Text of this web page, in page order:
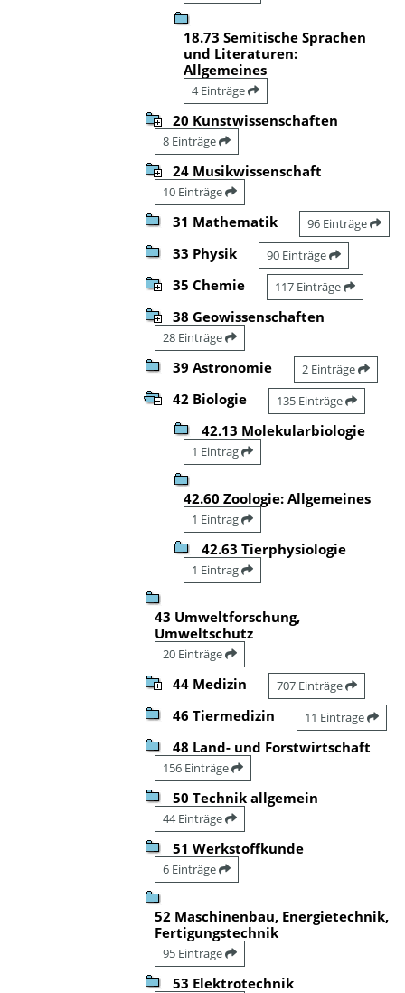
18.73 Semitische Sprachen
und Literaturen:
Allgemeines
4 Einträge
20 Kunstwissenschaften
8 Einträge
24 Musikwissenschaft
10 Einträge
31 Mathematik 96 Einträge
33 Physik 90 Einträge
35 Chemie 117 Einträge
38 Geowissenschaften
28 Einträge
39 Astronomie 2 Einträge
42 Biologie 135 Einträge
42.13 Molekularbiologie
1 Eintrag
42.60 Zoologie: Allgemeines
1 Eintrag
42.63 Tierphysiologie
1 Eintrag
43 Umweltforschung,
Umweltschutz
20 Einträge
44 Medizin 707 Einträge
46 Tiermedizin 11 Einträge
48 Land- und Forstwirtschaft
156 Einträge
50 Technik allgemein
44 Einträge
51 Werkstoffkunde
6 Einträge
52 Maschinenbau, Energietechnik,
Fertigungstechnik
95 Einträge
53 Elektrotechnik